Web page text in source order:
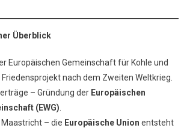
Überblick
Europäischen Gemeinschaft für Kohle und
Friedensprojekt nach dem Zweiten Weltkrieg.
– Gründung der Europäischen
(EWG)
– die Europäische Union entsteht